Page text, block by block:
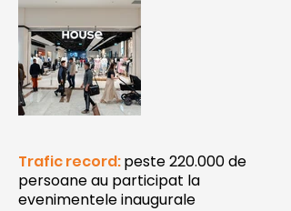
Trafic record:peste 220.000 de
persoane au participat la
evenimentele inaugurale